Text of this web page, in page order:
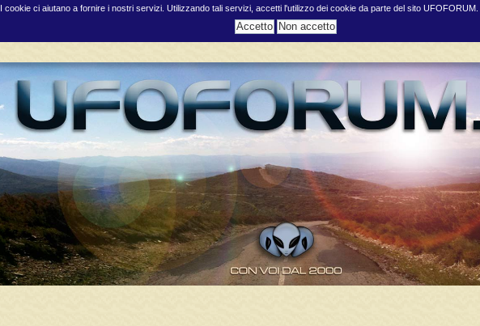
I cookie ci aiutano a fornire i nostri servizi. Utilizzando tali servizi, accetti l'utilizzo dei cookie da parte del sito UFOFORUM.